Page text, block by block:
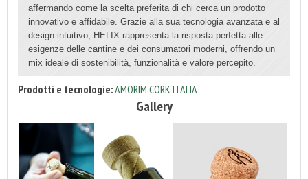
affermando come la scelta preferita di chi cerca un prodotto
innovativo e affidabile. Grazie alla sua tecnologia avanzata e al
design intuitivo, HELIX rappresenta la risposta perfetta alle
esigenze delle cantine e dei consumatori moderni, offrendo un
mix ideale di sostenibilità, funzionalità e valore percepito.
Prodotti e tecnologie:AMORIM CORK ITALIA
Gallery